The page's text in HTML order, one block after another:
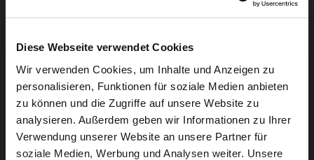
Diese Webseite verwendet Cookies
Wir verwenden Cookies, um Inhalte und Anzeigen zu
personalisieren, Funktionen für soziale Medien anbieten
zu können und die Zugriffe auf unsere Website zu
analysieren. Außerdem geben wir Informationen zu Ihrer
Verwendung unserer Website an unsere Partner für
soziale Medien, Werbung und Analysen weiter. Unsere
www.georg-becker-skulpturen.de)
• Petr Beranek (Malerei, Druck, Vich (CH),
www.beranek-art.com)
• Marion Birkholz (Fotografie, DE,
www.marionbirkholz.com )
• Alexandra Birschmann (Malerei, DE,www.alexandra-